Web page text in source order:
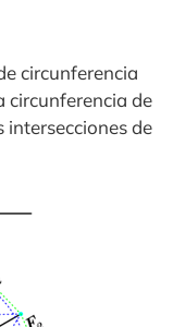
circunferencia
circunferencia de
intersecciones de